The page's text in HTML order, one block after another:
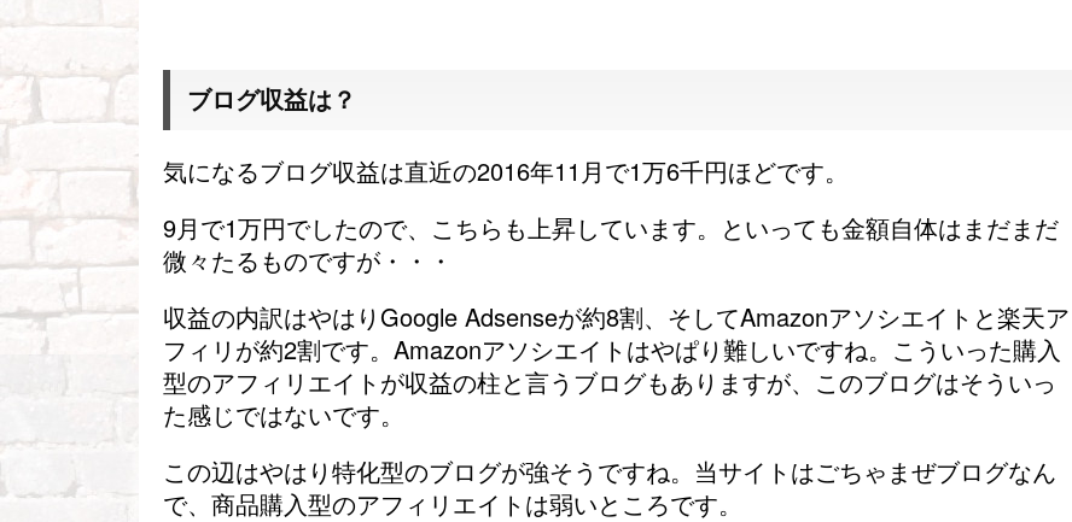
ブログ収益は？
気になるブログ収益は直近の2016年11月で1万6千円ほどです。
9月で1万円でしたので、こちらも上昇しています。といっても金額自体はまだまだ
微々たるものですが・・・
収益の内訳はやはりGoogle Adsenseが約8割、そしてAmazonアソシエイトと楽天ア
フィリが約2割です。Amazonアソシエイトはやぱり難しいですね。こういった購入
型のアフィリエイトが収益の柱と言うブログもありますが、このブログはそういっ
た感じではないです。
この辺はやはり特化型のブログが強そうですね。当サイトはごちゃまぜブログなん
で、商品購入型のアフィリエイトは弱いところです。